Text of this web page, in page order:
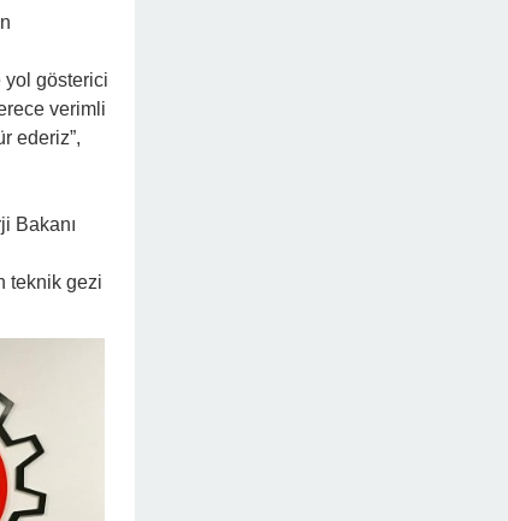
yol gösterici
verimli
ederiz”,
Bakanı
teknik gezi